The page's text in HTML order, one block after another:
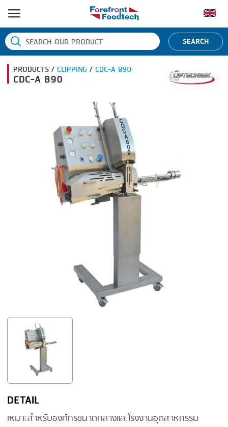
หน้าแรก
ประเภทสินค้า
BANDING
CENTRIFUGING
LOADER
MEMBRANING
PEELING
SEARING
SKIN PACK
ยี่ห้อสินค้า
ORVED
SEARCH
PRODUCTS /CLIPPING/CDC-A B90
CDC-A B90
DETAIL
เหมาะสำหรับองค์กรขนาดกลางและโรงงานอุตสาหกรรม